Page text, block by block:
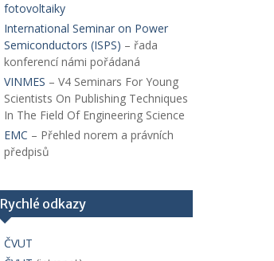
fotovoltaiky
International Seminar on Power
Semiconductors (ISPS) – řada
konferencí námi pořádaná
VINMES – V4 Seminars For Young
Scientists On Publishing Techniques
In The Field Of Engineering Science
EMC – Přehled norem a právních
předpisů
Rychlé odkazy
ČVUT